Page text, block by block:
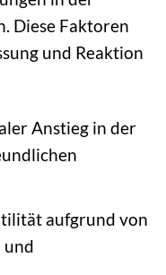
Diese Faktoren
und Reaktion
Anstieg in der
aufgrund von
und